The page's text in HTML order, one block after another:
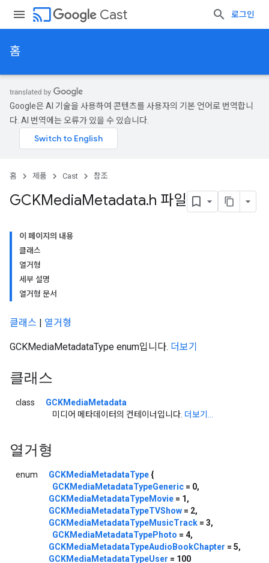
cast Cast 로그인
홈
Google은 AI 기술을 사용하여 콘텐츠를 사용자의 기본 언어로 번역합니
다. AI 번역에는 오류가 있을 수 있습니다.
홈 제품 Cast 참조
GCKMediaMetadata.h 파일
이 페이지의 내용
클래스
열거형
세부 설명
열거형 문서
클래스 | 열거형
GCKMediaMetadataType enum입니다. 더보기
클래스
class
GCKMediaMetadata
미디어 메타데이터의 컨테이너입니다. 더보기...
열거형
enum GCKMediaMetadataType {
GCKMediaMetadataTypeGeneric = 0,
GCKMediaMetadataTypeMovie = 1,
GCKMediaMetadataTypeTVShow = 2,
GCKMediaMetadataTypeMusicTrack = 3,
GCKMediaMetadataTypePhoto = 4,
GCKMediaMetadataTypeAudioBookChapter = 5,
GCKMediaMetadataTypeUser = 100